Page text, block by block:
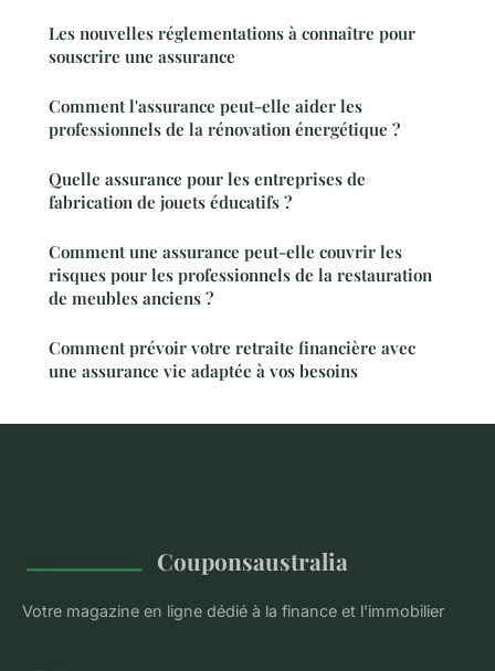
Les nouvelles réglementations à connaître pour
souscrire une assurance
Comment l'assurance peut-elle aider les
professionnels de la rénovation énergétique ?
Quelle assurance pour les entreprises de
fabrication de jouets éducatifs ?
Comment une assurance peut-elle couvrir les
risques pour les professionnels de la restauration
de meubles anciens ?
Comment prévoir votre retraite financière avec
une assurance vie adaptée à vos besoins
Couponsaustralia
Votre magazine en ligne dédié à la finance et l'immobilier